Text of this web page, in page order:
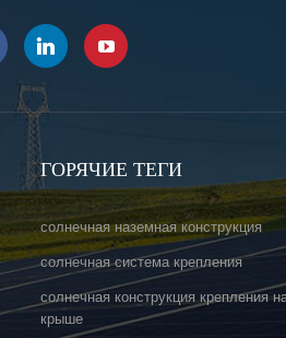
ГОРЯЧИЕ ТЕГИ
солнечная наземная конструкция
солнечная система крепления
солнечная конструкция крепления
крыше